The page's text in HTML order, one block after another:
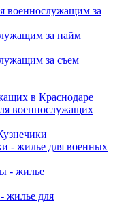
военнослужащим за
за найм
за съем
в Краснодаре
военнослужащих
- жилье для военных
- жилье
для